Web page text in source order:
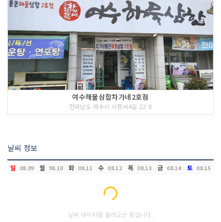
여수해물삼합차가네2호점
전라남도 여수시 시청서4길 22-8
날씨 정보
일 08.09 월 08.10 화 08.11 수 08.12 목 08.13 금 08.14 토 08.15
Loading...
날씨 데이터를 불러오는 중입니다.